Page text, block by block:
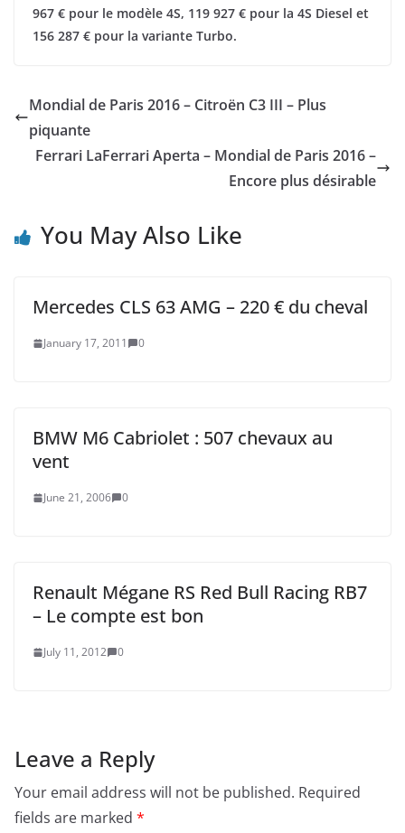
967 € pour le modèle 4S, 119 927 € pour la 4S Diesel et
156 287 € pour la variante Turbo.
Mondial de Paris 2016 – Citroën C3 III – Plus
piquante
Ferrari LaFerrari Aperta – Mondial de Paris 2016 –
Encore plus désirable
You May Also Like
Mercedes CLS 63 AMG – 220 € du cheval
January 17, 2011 0
BMW M6 Cabriolet : 507 chevaux au
vent
June 21, 2006 0
Renault Mégane RS Red Bull Racing RB7
– Le compte est bon
July 11, 2012 0
Leave a Reply
Your email address will not be published. Required
fields are marked *